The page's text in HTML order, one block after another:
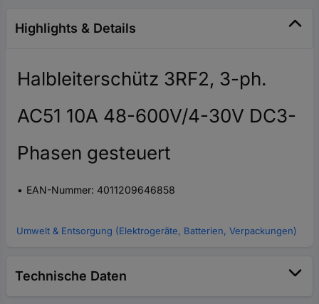
Highlights & Details
Halbleiterschütz 3RF2, 3-ph.
AC51 10A 48-600V/4-30V DC3-
Phasen gesteuert
EAN-Nummer: 4011209646858
Umwelt & Entsorgung (Elektrogeräte, Batterien, Verpackungen)
Technische Daten